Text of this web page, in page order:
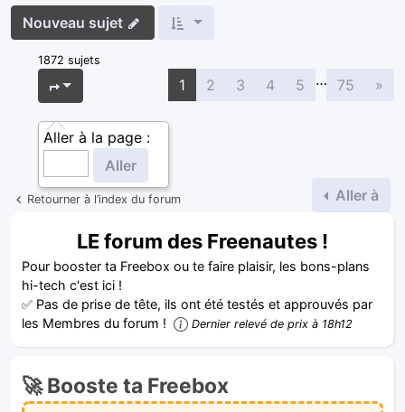
Nouveau sujet
1872 sujets
Page
Aller à la page :
1 2 3 4 5 … 75 »
Retourner à l’index du forum Aller à
LE forum des Freenautes !
Pour booster ta Freebox ou te faire plaisir, les bons-plans
hi-tech c'est ici !
✅ Pas de prise de tête, ils ont été testés et approuvés par
les Membres du forum !
Dernier relevé de prix à 18h12
🚀 Booste ta Freebox